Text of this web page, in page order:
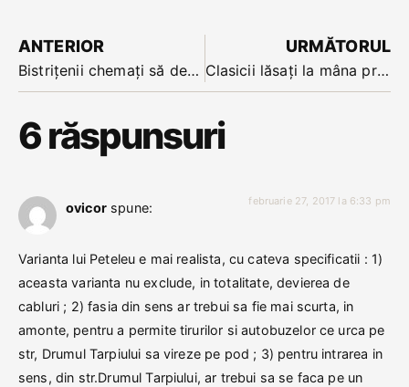
ANTERIOR
Bistrițenii chemați să dezbată public modul în care le este administrat orașul
URMĂTORUL
Clasicii lăsați la mâna profesorilor în noua curriculă de română. Deputatul Cristina Iurișniți îi cere explicații ministrului
6 răspunsuri
ovicor spune: februarie 27, 2017 la 6:33 pm
Varianta lui Peteleu e mai realista, cu cateva specificatii : 1)
aceasta varianta nu exclude, in totalitate, devierea de
cabluri ; 2) fasia din sens ar trebui sa fie mai scurta, in
amonte, pentru a permite tirurilor si autobuzelor ce urca pe
str, Drumul Tarpiului sa vireze pe pod ; 3) pentru intrarea in
sens, din str.Drumul Tarpiului, ar trebui sa se faca pe un